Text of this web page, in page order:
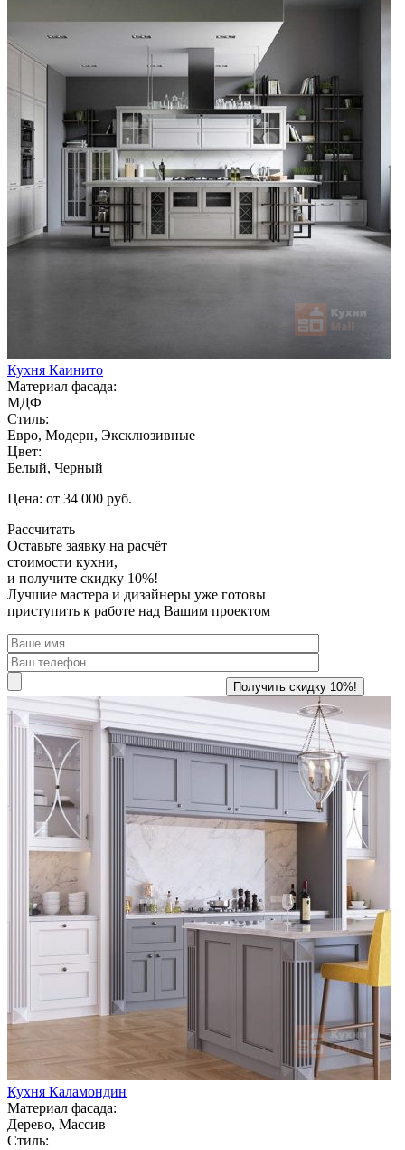
Кухня Каинито
Материал фасада:
МДФ
Стиль:
Евро, Модерн, Эксклюзивные
Цвет:
Белый, Черный
Цена: от 34 000 руб.
Рассчитать
Оставьте заявку на расчёт
стоимости кухни,
и получите скидку 10%!
Лучшие мастера и дизайнеры уже готовы
приступить к работе над Вашим проектом
Кухня Каламондин
Материал фасада:
Дерево, Массив
Стиль: